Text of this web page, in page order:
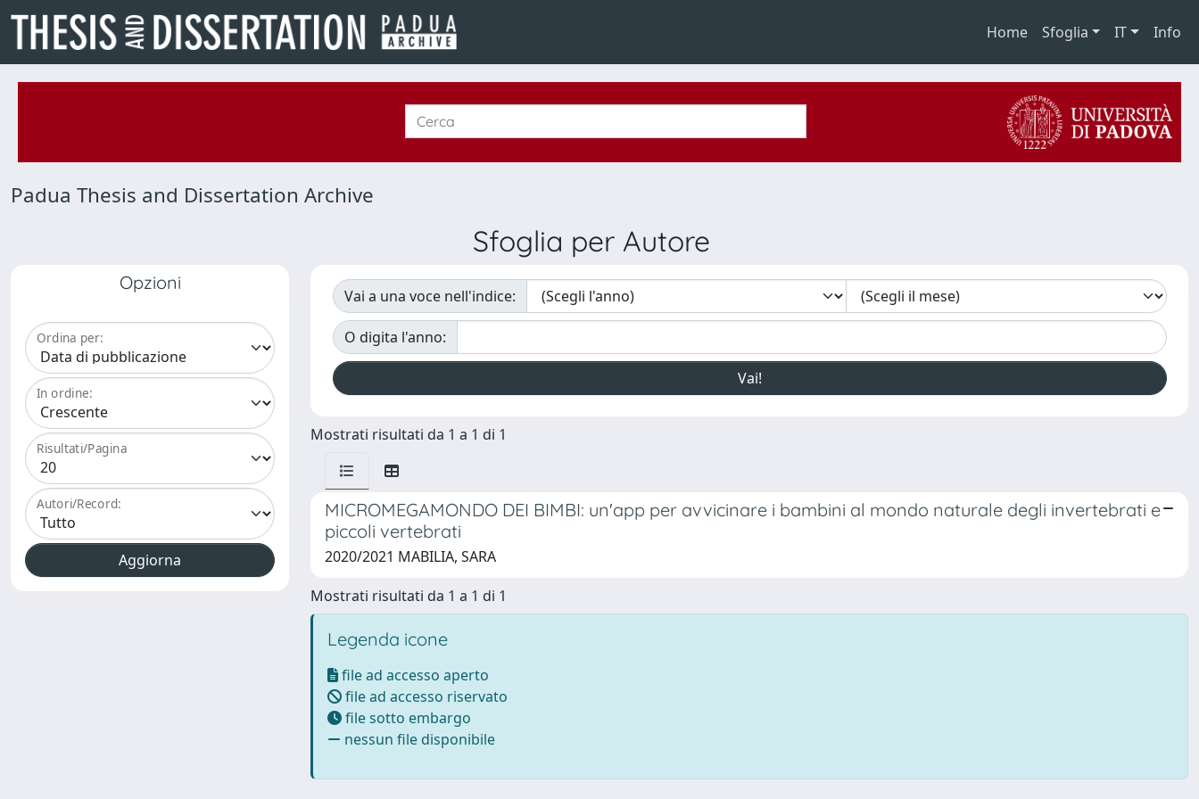
Home Sfoglia IT Info
Padua Thesis and Dissertation Archive
Sfoglia per Autore
Opzioni
Ordina per:
In ordine:
Risultati/Pagina
Autori/Record:
Vai a una voce nell'indice:
O digita l'anno:
Mostrati risultati da 1 a 1 di 1
MICROMEGAMONDO DEI BIMBI: un'app per avvicinare i bambini al mondo naturale degli invertebrati e
piccoli vertebrati
2020/2021 MABILIA, SARA
Mostrati risultati da 1 a 1 di 1
Legenda icone
file ad accesso aperto
file ad accesso riservato
file sotto embargo
nessun file disponibile